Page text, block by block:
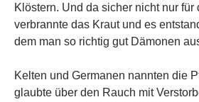
Klöstern. Und da sicher nicht nur für
verbrannte das Kraut und es
dem man so richtig gut Dämonen
Kelten und Germanen nannten die
glaubte über den Rauch mit